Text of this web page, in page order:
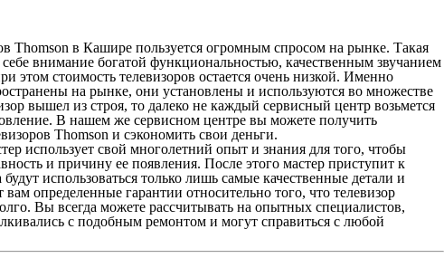
Thomson в Кашире пользуется огромным спросом на рынке. Такая
себе внимание богатой функциональностью, качественным звучанием
этом стоимость телевизоров остается очень низкой. Именно
на рынке, они установлены и используются во множестве
вышел из строя, то далеко не каждый сервисный центр возьмется
В нашем же сервисном центре вы можете получить
Thomson и сэкономить свои деньги.
использует свой многолетний опыт и знания для того, чтобы
и причину ее появления. После этого мастер приступит к
использоваться только лишь самые качественные детали и
определенные гарантии относительно того, что телевизор
Вы всегда можете рассчитывать на опытных специалистов,
с подобным ремонтом и могут справиться с любой